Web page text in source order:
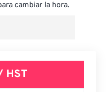
cambiar la hora.